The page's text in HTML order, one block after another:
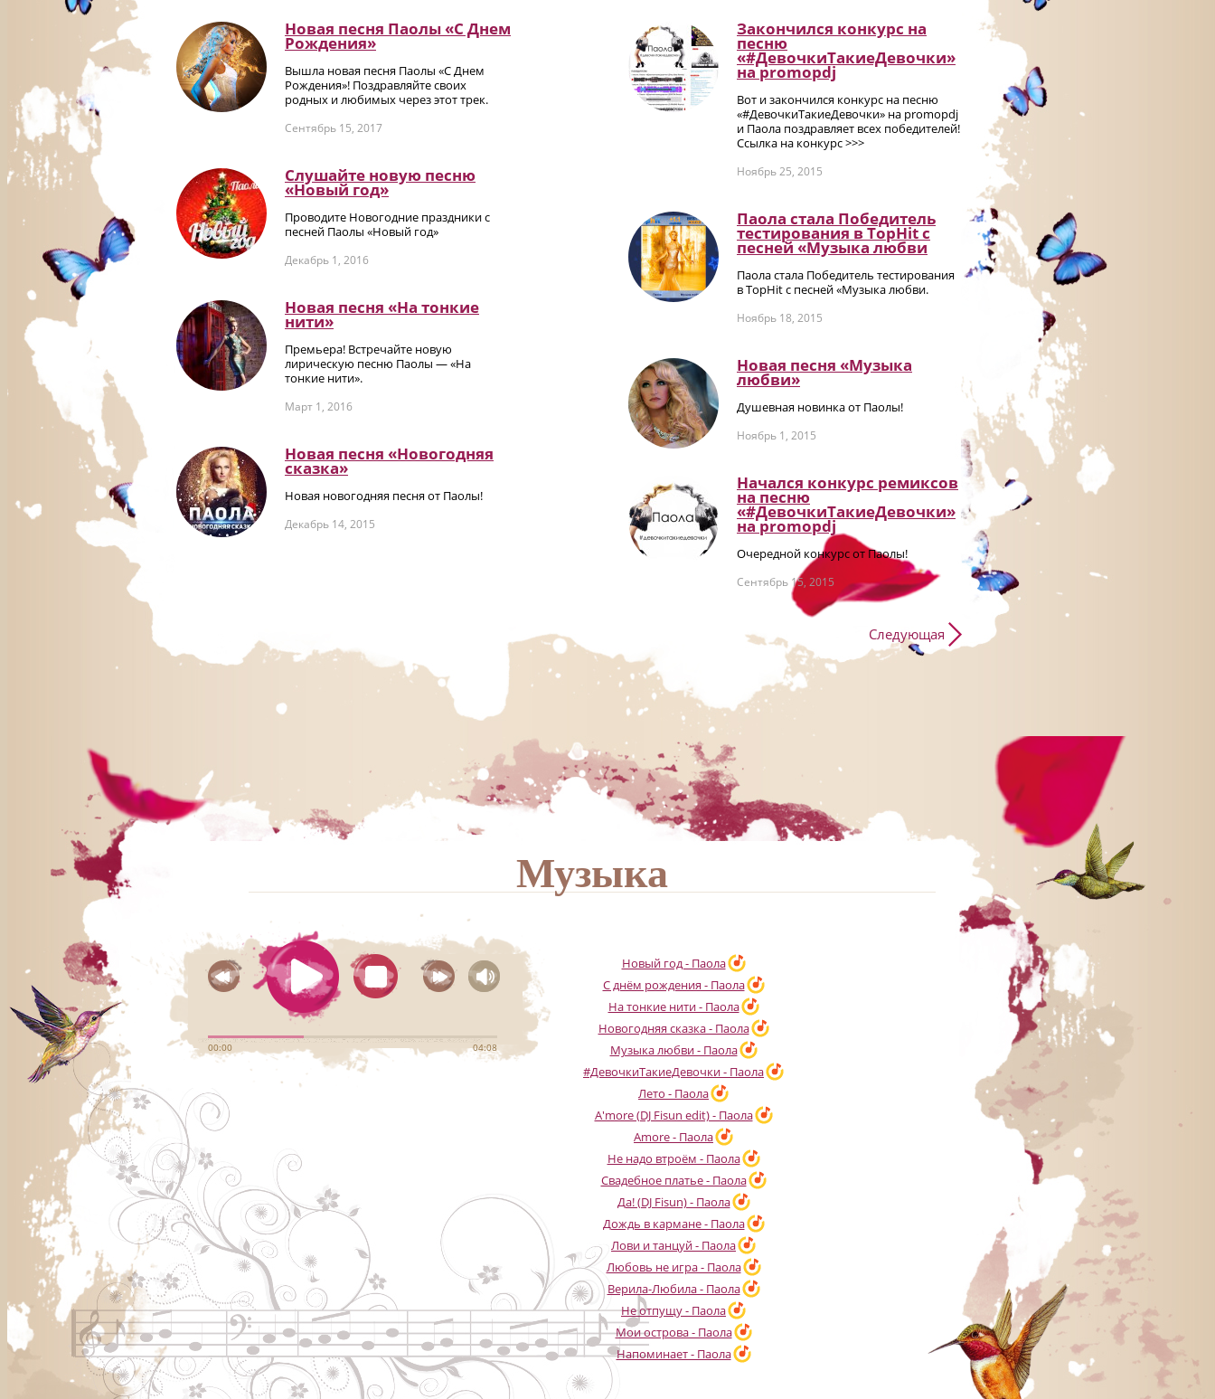
Новая песня Паолы «С Днем
Рождения»
Вышла новая песня Паолы «С Днем
Рождения»! Поздравляйте своих
родных и любимых через этот трек.
Сентябрь 15, 2017
Слушайте новую песню
«Новый год»
Проводите Новогодние праздники с
песней Паолы «Новый год»
Декабрь 1, 2016
Новая песня «На тонкие
нити»
Премьера! Встречайте новую
лирическую песню Паолы — «На
тонкие нити».
Март 1, 2016
Новая песня «Новогодняя
сказка»
Новая новогодняя песня от Паолы!
Декабрь 14, 2015
Закончился конкурс на
песню
«#ДевочкиТакиеДевочки»
на promоpdj
Вот и закончился конкурс на песню
«#ДевочкиТакиеДевочки» на promоpdj
и Паола поздравляет всех победителей!
Ссылка на конкурс >>>
Ноябрь 25, 2015
Паола стала Победитель
тестирования в TopHit с
песней «Музыка любви
Паола стала Победитель тестирования
в TopHit с песней «Музыка любви.
Ноябрь 18, 2015
Новая песня «Музыка
любви»
Душевная новинка от Паолы!
Ноябрь 1, 2015
Начался конкурс ремиксов
на песню
«#ДевочкиТакиеДевочки»
на promоpdj
Очередной конкурс от Паолы!
Сентябрь 15, 2015
Следующая
Музыка
00:00 04:08
Новый год - Паола
С днём рождения - Паола
На тонкие нити - Паола
Новогодняя сказка - Паола
Музыка любви - Паола
#ДевочкиТакиеДевочки - Паола
Лето - Паола
A'more (DJ Fisun edit) - Паола
Amore - Паола
Не надо втроём - Паола
Свадебное платье - Паола
Да! (DJ Fisun) - Паола
Дождь в кармане - Паола
Лови и танцуй - Паола
Любовь не игра - Паола
Верила-Любила - Паола
Не отпущу - Паола
Мои острова - Паола
Напоминает - Паола